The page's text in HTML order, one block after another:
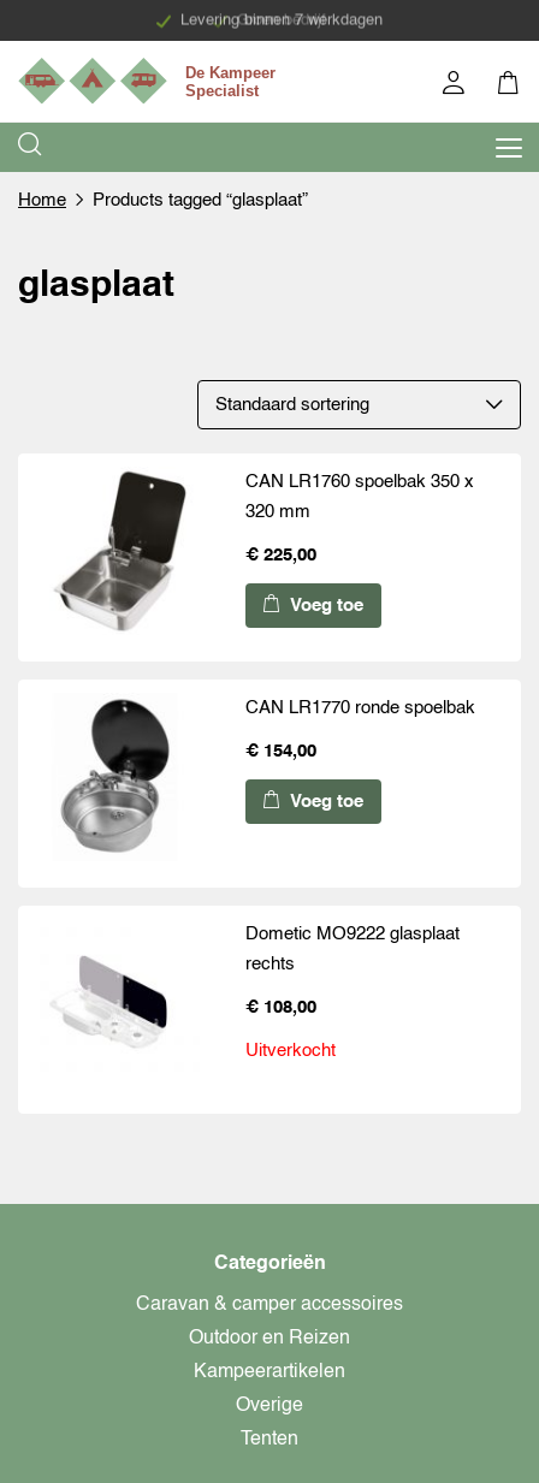
Groen bedrijf
Levering binnen 7 werkdagen
Home Products tagged “glasplaat”
glasplaat
CAN LR1760 spoelbak 350 x
320 mm
€ 225,00
Voeg toe
CAN LR1770 ronde spoelbak
€ 154,00
Voeg toe
Dometic MO9222 glasplaat
rechts
€ 108,00
Uitverkocht
Categorieën
Caravan & camper accessoires
Outdoor en Reizen
Kampeerartikelen
Overige
Tenten